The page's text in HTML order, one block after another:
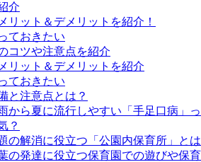
介
リット＆デメリットを紹介！
ておきたい
コツや注意点を紹介
リット＆デメリットを紹介
ておきたい
と注意点とは？
から夏に流行しやすい「手足口病」っ
？
の解消に役立つ「公園内保育所」とは
の発達に役立つ保育園での遊びや保育